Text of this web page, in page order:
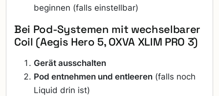
beginnen (falls einstellbar)
Bei Pod-Systemen mit wechselbarer
Coil (Aegis Hero 5, OXVA XLIM PRO 3)
Gerät ausschalten
Pod entnehmen und entleeren (falls noch
Liquid drin ist)